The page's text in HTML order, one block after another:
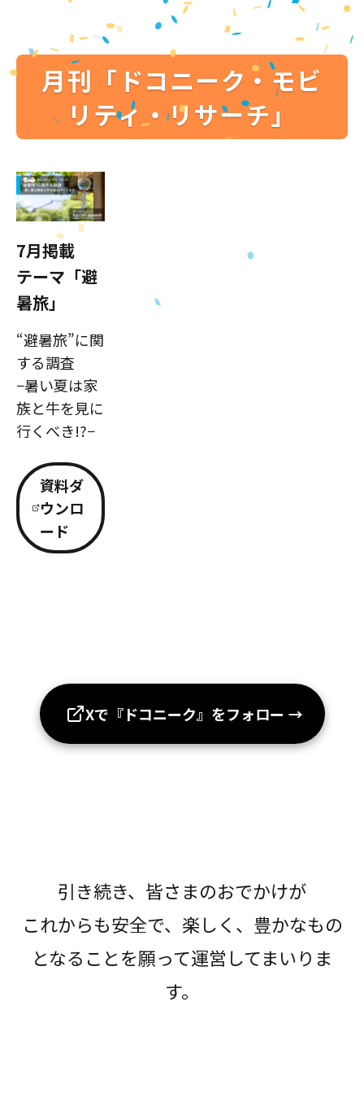
月刊「ドコニーク・モビ
リティ・リサーチ」
7月掲載
テーマ「避
暑旅」
“避暑旅”に関
する調査
−暑い夏は家
族と牛を見に
行くべき!?−
資料ダ
ウンロ
ード
Xで『ドコニーク』をフォロー →
引き続き、皆さまのおでかけが
これからも安全で、楽しく、豊かなもの
となることを願って運営してまいりま
す。